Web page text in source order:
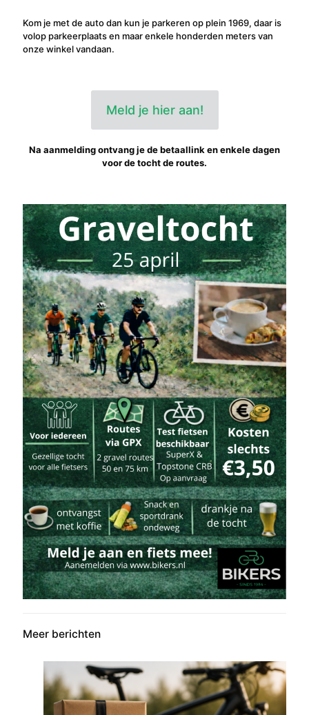
Kom je met de auto dan kun je parkeren op plein 1969, daar is
volop parkeerplaats en maar enkele honderden meters van
onze winkel vandaan.
Meld je hier aan!
Na aanmelding ontvang je de betaallink en enkele dagen
voor de tocht de routes.
Meer berichten